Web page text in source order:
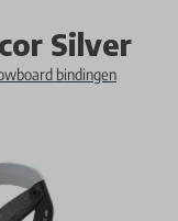
Silver
bindingen